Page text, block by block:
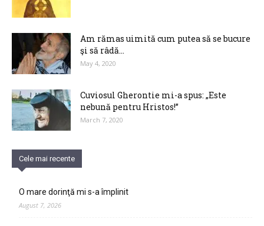
Am rămas uimită cum putea să se bucure
şi să râdă...
May 4, 2020
Cuviosul Gherontie mi-a spus: „Este
nebună pentru Hristos!”
March 7, 2020
Cele mai recente
O mare dorinţă mi s-a împlinit
August 7, 2026